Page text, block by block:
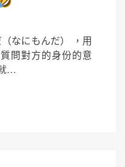
なにもんだ） ，用
問對方的身份的意
…